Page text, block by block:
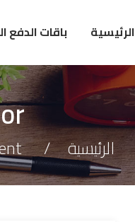
الرئيسية باقات الدفع
الرئيسية